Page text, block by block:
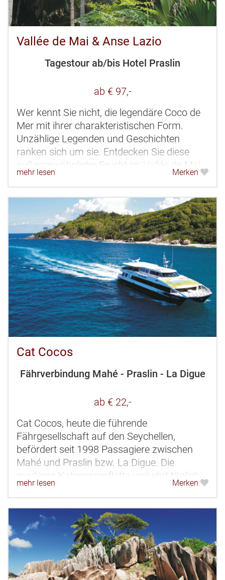
Vallée de Mai & Anse Lazio
Tagestour ab/bis Hotel Praslin
ab € 97,-
Wer kennt Sie nicht, die legendäre Coco de
Mer mit ihrer charakteristischen Form.
Unzählige Legenden und Geschichten
ranken sich um sie. Entdecken Sie diese
außergewöhnliche Frucht im Vallée de Mai,
das auch als biblischer Garten Eden...
mehr lesen Merken
Cat Cocos
Fährverbindung Mahé - Praslin - La Digue
ab € 22,-
Cat Cocos, heute die führende
Fährgesellschaft auf den Seychellen,
befördert seit 1998 Passagiere zwischen
Mahé und Praslin bzw. La Digue. Die
moderne Katamaranflotte verkehrt täglich
zuverlässig zwischen den Inner Islands und
an Bord...
mehr lesen Merken